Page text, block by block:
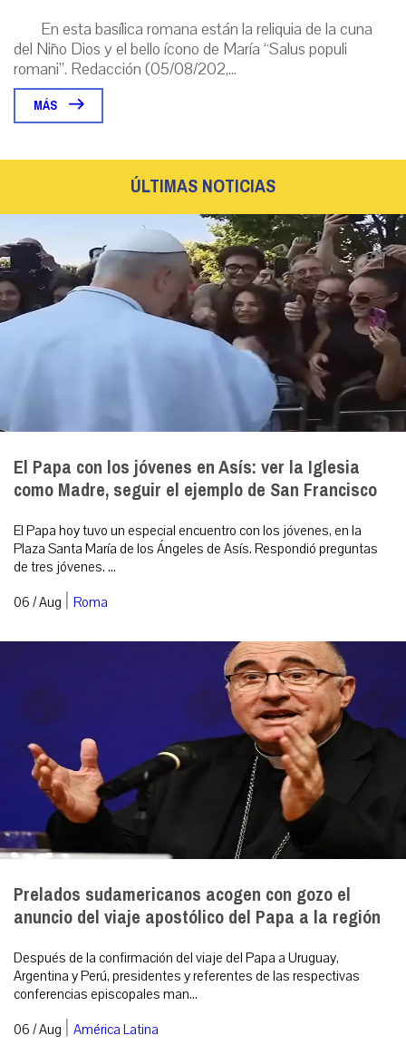
En esta basílica romana están la reliquia de la cuna
del Niño Dios y el bello ícono de María “Salus populi
romani”. Redacción (05/08/202,...
MÁS
ÚLTIMAS NOTICIAS
El Papa con los jóvenes en Asís: ver la Iglesia
como Madre, seguir el ejemplo de San Francisco
El Papa hoy tuvo un especial encuentro con los jóvenes, en la
Plaza Santa María de los Ángeles de Asís. Respondió preguntas
de tres jóvenes. ...
06 / Aug | Roma
Prelados sudamericanos acogen con gozo el
anuncio del viaje apostólico del Papa a la región
Después de la confirmación del viaje del Papa a Uruguay,
Argentina y Perú, presidentes y referentes de las respectivas
conferencias episcopales man...
06 / Aug | América Latina